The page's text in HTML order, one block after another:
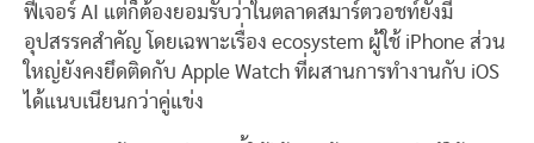
ฟีเจอร์ AI แต่ก็ต้องยอมรับว่าในตลาดสมาร์ตวอชท์ยังมี
อุปสรรคสำคัญ โดยเฉพาะเรื่อง ecosystem ผู้ใช้ iPhone ส่วน
ใหญ่ยังคงยึดติดกับ Apple Watch ที่ผสานการทำงานกับ iOS
ได้แนบเนียนกว่าคู่แข่ง